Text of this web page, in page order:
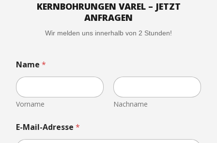
KERNBOHRUNGEN VAREL – JETZT
ANFRAGEN
Wir melden uns innerhalb von 2 Stunden!
Name *
Vorname Nachname
E-Mail-Adresse *